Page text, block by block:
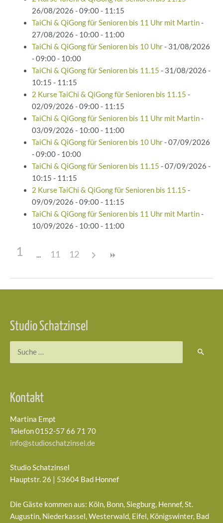
26/08/2026 - 09:00 - 11:15
TaiChi & QiGong für Senioren bis 11 Uhr mit Martin-
27/08/2026 - 10:00 - 11:00
TaiChi & QiGong für Senioren bis 10 Uhr- 31/08/2026
- 09:00 - 10:00
TaiChi & QiGong für Senioren bis 11.15 - 31/08/2026 -
10:15 - 11:15
2 Kurse TaiChi & QiGong für Senioren bis 11.15 -
02/09/2026 - 09:00 - 11:15
TaiChi & QiGong für Senioren bis 11 Uhr mit Martin-
03/09/2026 - 10:00 - 11:00
TaiChi & QiGong für Senioren bis 10 Uhr- 07/09/2026
- 09:00 - 10:00
TaiChi & QiGong für Senioren bis 11.15 - 07/09/2026 -
10:15 - 11:15
2 Kurse TaiChi & QiGong für Senioren bis 11.15 -
09/09/2026 - 09:00 - 11:15
TaiChi & QiGong für Senioren bis 11 Uhr mit Martin-
10/09/2026 - 10:00 - 11:00
1 11 12
Studio Schatzinsel
Kontakt
Martina Empt
Telefon 0152-57 66 71 70
info@studioschatzinsel.de
Studio Schatzinsel
Hauptstr. 26 | 53604 Bad Honnef
Die Gäste kommen aus: Köln, Bonn, Siegburg, Hennef, St.
Augustin, Niederkassel, Westerwald, Eifel, Königswinter, Bad